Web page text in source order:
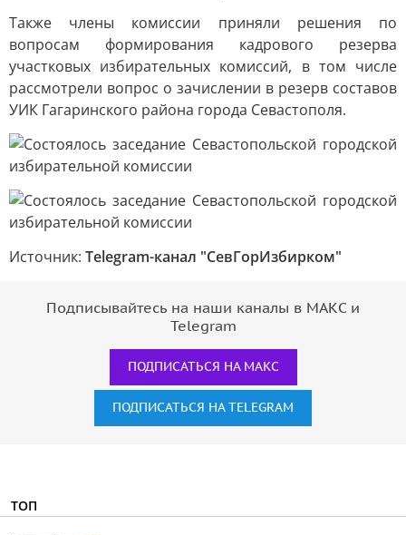
Также члены комиссии приняли решения по
вопросам формирования кадрового резерва
участковых избирательных комиссий, в том числе
рассмотрели вопрос о зачислении в резерв составов
УИК Гагаринского района города Севастополя.
Источник: Telegram-канал "СевГорИзбирком"
Подписывайтесь на наши каналы в МАКС и
Telegram
ПОДПИСАТЬСЯ НА МАКС
ПОДПИСАТЬСЯ НА TELEGRAM
ТОП